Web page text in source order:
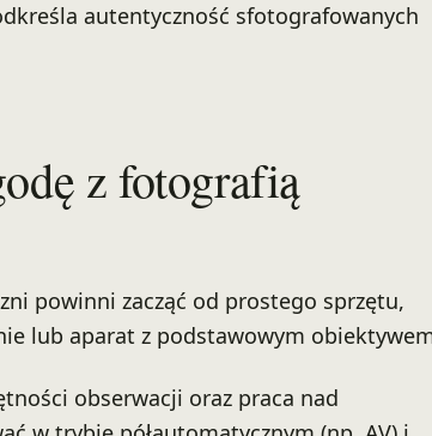
autentyczność sfotografowanych
z fotografią
powinni zacząć od prostego sprzętu,
lub aparat z podstawowym
obserwacji oraz praca nad